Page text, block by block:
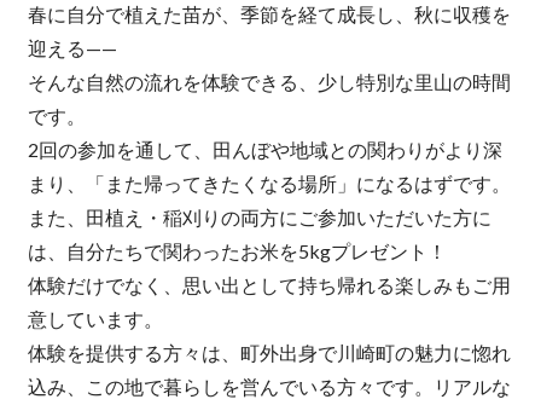
春に自分で植えた苗が、季節を経て成長し、秋に収穫を
迎える——
そんな自然の流れを体験できる、少し特別な里山の時間
です。
2回の参加を通して、田んぼや地域との関わりがより深
まり、「また帰ってきたくなる場所」になるはずです。
また、田植え・稲刈りの両方にご参加いただいた方に
は、自分たちで関わったお米を5kgプレゼント！
体験だけでなく、思い出として持ち帰れる楽しみもご用
意しています。
体験を提供する方々は、町外出身で川崎町の魅力に惚れ
込み、この地で暮らしを営んでいる方々です。リアルな